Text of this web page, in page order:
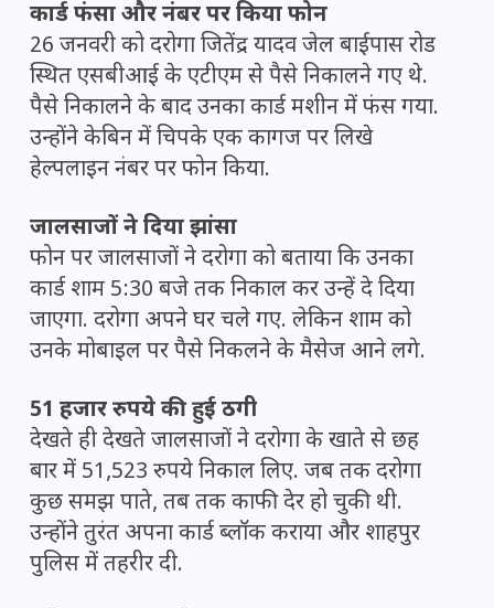
कार्ड फंसा और नंबर पर किया फोन
26 जनवरी को दरोगा जितेंद्र यादव जेल बाईपास रोड
स्थित एसबीआई के एटीएम से पैसे निकालने गए थे.
पैसे निकालने के बाद उनका कार्ड मशीन में फंस गया.
उन्होंने केबिन में चिपके एक कागज पर लिखे
हेल्पलाइन नंबर पर फोन किया.
जालसाजों ने दिया झांसा
फोन पर जालसाजों ने दरोगा को बताया कि उनका
कार्ड शाम 5:30 बजे तक निकाल कर उन्हें दे दिया
जाएगा. दरोगा अपने घर चले गए. लेकिन शाम को
उनके मोबाइल पर पैसे निकलने के मैसेज आने लगे.
51 हजार रुपये की हुई ठगी
देखते ही देखते जालसाजों ने दरोगा के खाते से छह
बार में 51,523 रुपये निकाल लिए. जब तक दरोगा
कुछ समझ पाते, तब तक काफी देर हो चुकी थी.
उन्होंने तुरंत अपना कार्ड ब्लॉक कराया और शाहपुर
पुलिस में तहरीर दी.